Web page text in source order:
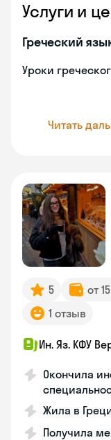
Услуги и
Греческий
Уроки
Читать
5 от
1 отзыв
Ин. Яз. КФУ
Окончила
Жила в
Получила